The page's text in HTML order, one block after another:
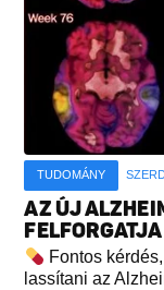
TUDOMÁNY
AZ ÚJ
Fontos
lassítani az